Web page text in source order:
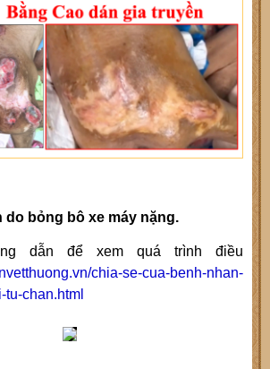
do bỏng bô xe máy nặng.
dẫn để xem quá trình điều
chia-se-cua-benh-nhan-
tu-chan.html